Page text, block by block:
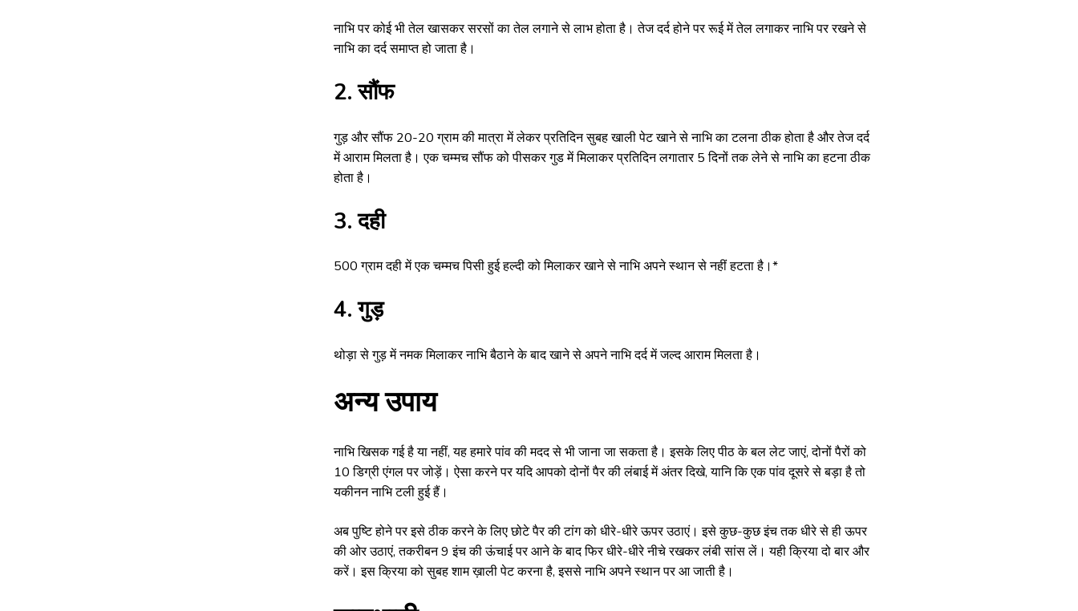
नाभि पर कोई भी तेल खासकर सरसों का तेल लगाने से लाभ होता है। तेज दर्द होने पर रूई में तेल लगाकर नाभि पर रखने से
नाभि का दर्द समाप्त हो जाता है।
2. सौंफ
गुड़ और सौंफ 20-20 ग्राम की मात्रा में लेकर प्रतिदिन सुबह खाली पेट खाने से नाभि का टलना ठीक होता है और तेज दर्द
में आराम मिलता है। एक चम्मच सौंफ को पीसकर गुड में मिलाकर प्रतिदिन लगातार 5 दिनों तक लेने से नाभि का हटना ठीक
होता है।
3. दही
500 ग्राम दही में एक चम्मच पिसी हुई हल्दी को मिलाकर खाने से नाभि अपने स्थान से नहीं हटता है।*
4. गुड़
थोड़ा से गुड़ में नमक मिलाकर नाभि बैठाने के बाद खाने से अपने नाभि दर्द में जल्द आराम मिलता है।
अन्य उपाय
नाभि खिसक गई है या नहीं, यह हमारे पांव की मदद से भी जाना जा सकता है। इसके लिए पीठ के बल लेट जाएं, दोनों पैरों को
10 डिग्री एंगल पर जोड़ें। ऐसा करने पर यदि आपको दोनों पैर की लंबाई में अंतर दिखे, यानि कि एक पांव दूसरे से बड़ा है तो
यकीनन नाभि टली हुई हैं।
अब पुष्टि होने पर इसे ठीक करने के लिए छोटे पैर की टांग को धीरे-धीरे ऊपर उठाएं। इसे कुछ-कुछ इंच तक धीरे से ही ऊपर
की ओर उठाएं, तकरीबन 9 इंच की ऊंचाई पर आने के बाद फिर धीरे-धीरे नीचे रखकर लंबी सांस लें। यही क्रिया दो बार और
करें। इस क्रिया को सुबह शाम ख़ाली पेट करना है, इससे नाभि अपने स्थान पर आ जाती है।